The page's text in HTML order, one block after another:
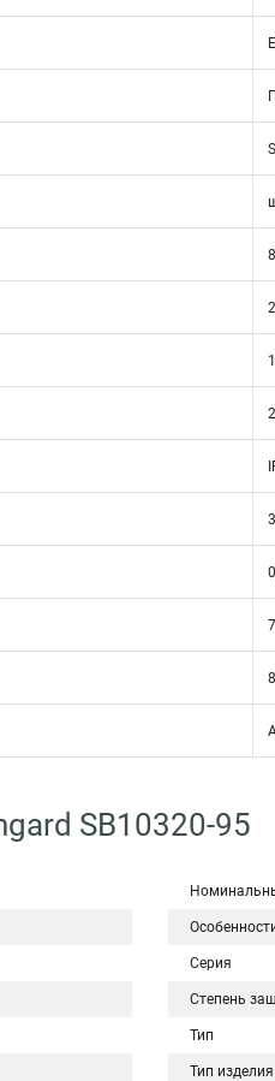
SB10320-95
Серия
Степень
Тип
Тип изделия